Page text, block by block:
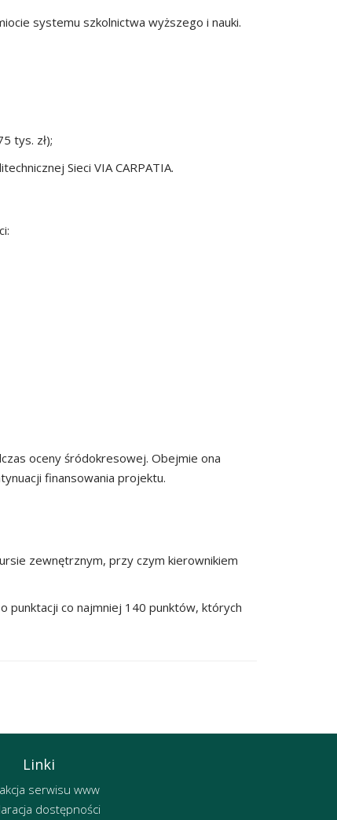
systemu szkolnictwa wyższego i nauki.
tys. zł);
Sieci VIA CARPATIA.
oceny śródokresowej. Obejmie ona
finansowania projektu.
zewnętrznym, przy czym kierownikiem
punktacji co najmniej 140 punktów, których
Linki
serwisu www
dostępności